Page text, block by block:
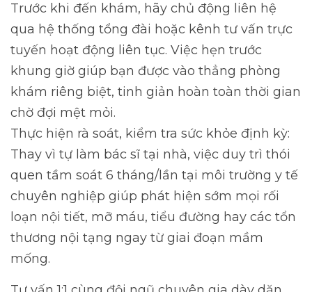
Trước khi đến khám, hãy chủ động liên hệ
qua hệ thống tổng đài hoặc kênh tư vấn trực
tuyến hoạt động liên tục. Việc hẹn trước
khung giờ giúp bạn được vào thẳng phòng
khám riêng biệt, tinh giản hoàn toàn thời gian
chờ đợi mệt mỏi.
Thực hiện rà soát, kiểm tra sức khỏe định kỳ:
Thay vì tự làm bác sĩ tại nhà, việc duy trì thói
quen tầm soát 6 tháng/lần tại môi trường y tế
chuyên nghiệp giúp phát hiện sớm mọi rối
loạn nội tiết, mỡ máu, tiểu đường hay các tổn
thương nội tạng ngay từ giai đoạn mầm
mống.